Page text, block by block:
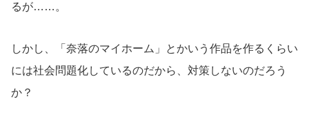
るが……。
しかし、「奈落のマイホーム」とかいう作品を作るくらい
には社会問題化しているのだから、対策しないのだろう
か？